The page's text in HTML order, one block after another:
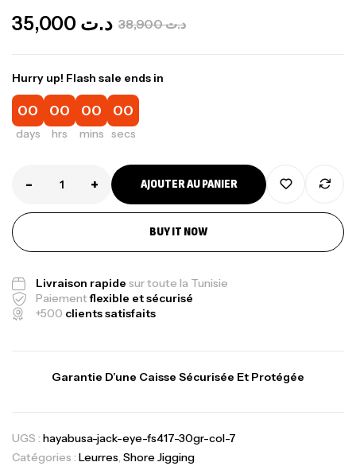
د.ت38,900 د.ت
Hurry up! Flash sale ends in
00
days
00
hrs
00
mins
00
secs
- + AJOUTER AU PANIER
BUY IT NOW
Livraison rapide sur toute la Tunisie
Paiementflexible et sécurisé
+500 clients satisfaits
Garantie D’une Caisse Sécurisée Et Protégée
UGS : hayabusa-jack-eye-fs417-30gr-col-7
Catégories : Leurres, Shore Jigging